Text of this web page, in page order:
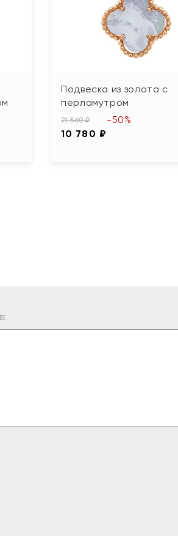
Подвеска из золота с
перламутром
21 560 ₽
10 780 ₽
-50%